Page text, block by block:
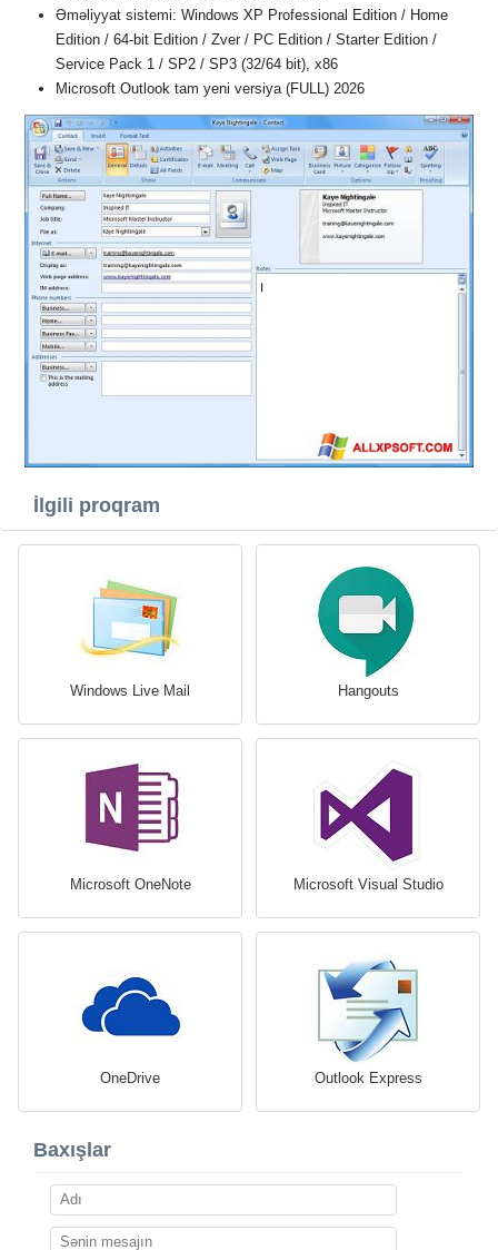
Əməliyyat sistemi: Windows XP Professional Edition / Home
Edition / 64-bit Edition / Zver / PC Edition / Starter Edition /
Service Pack 1 / SP2 / SP3 (32/64 bit), x86
Microsoft Outlook tam yeni versiya (FULL) 2026
İlgili proqram
Windows Live Mail Hangouts
Microsoft OneNote Microsoft Visual Studio
OneDrive Outlook Express
Baxışlar